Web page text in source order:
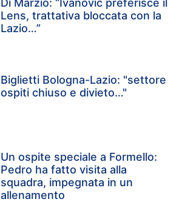
Di Marzio: “Ivanovic preferisce il
Lens, trattativa bloccata con la
Lazio…”
Biglietti Bologna-Lazio: "settore
ospiti chiuso e divieto…"
Un ospite speciale a Formello:
Pedro ha fatto visita alla
squadra, impegnata in un
allenamento